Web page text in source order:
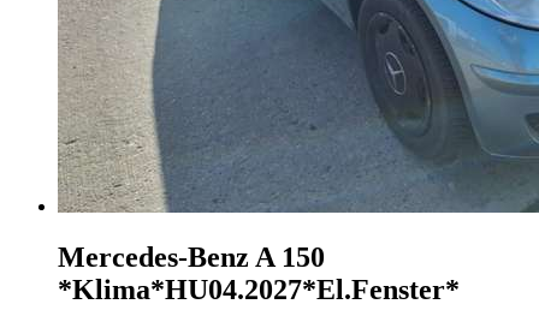
Mercedes-Benz A 150
*Klima*HU04.2027*El.Fenster*